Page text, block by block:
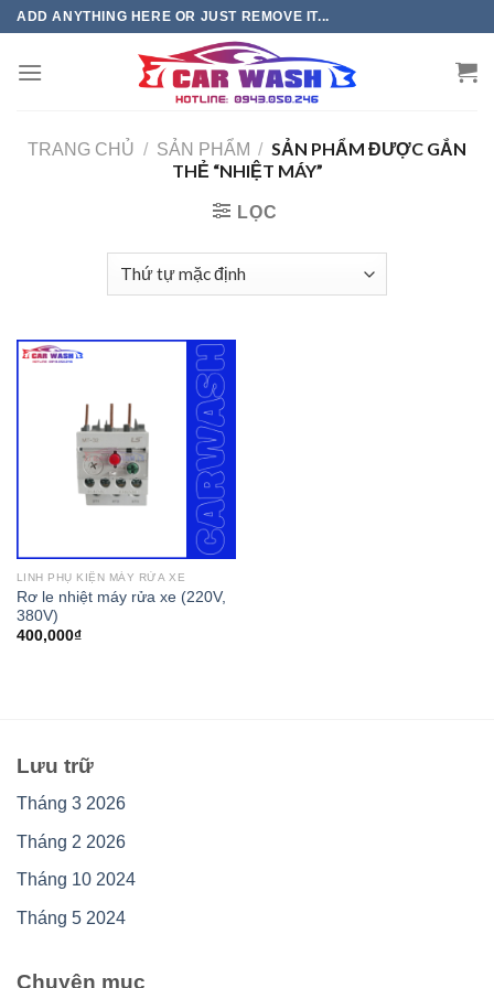
Chuyển
phần
ADD ANYTHING HERE OR JUST REMOVE IT...
TRANG CHỦ / SẢN PHẨM / SẢN PHẨM ĐƯỢC GẮN
THẺ “NHIỆT MÁY”
LỌC
LINH PHỤ KIỆN MÁY RỬA XE
Rơ le nhiệt máy rửa xe (220V,
380V)
400,000₫
Lưu trữ
Tháng 3 2026
Tháng 2 2026
Tháng 10 2024
Tháng 5 2024
Chuyên mục